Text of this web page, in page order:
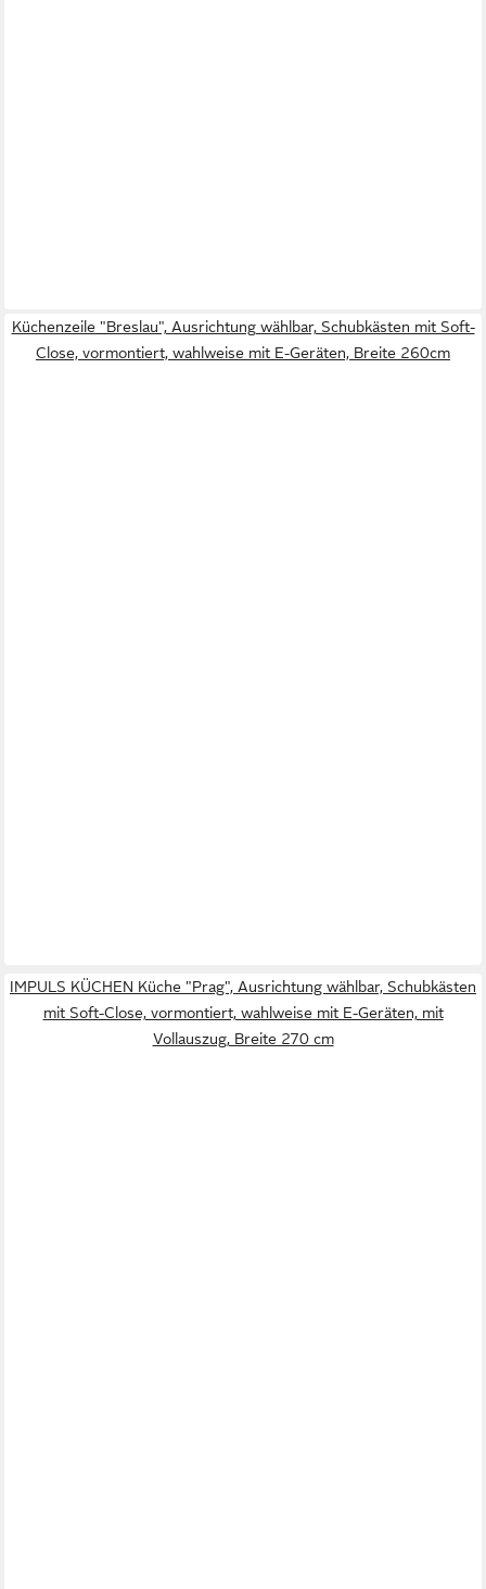
Küchenzeile "Breslau", Ausrichtung wählbar, Schubkästen mit Soft-
Close, vormontiert, wahlweise mit E-Geräten, Breite 260cm
IMPULS KÜCHEN Küche "Prag", Ausrichtung wählbar, Schubkästen
mit Soft-Close, vormontiert, wahlweise mit E-Geräten, mit
Vollauszug, Breite 270 cm